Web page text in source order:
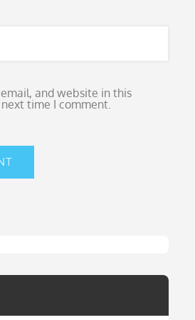
and website in this
time I comment.